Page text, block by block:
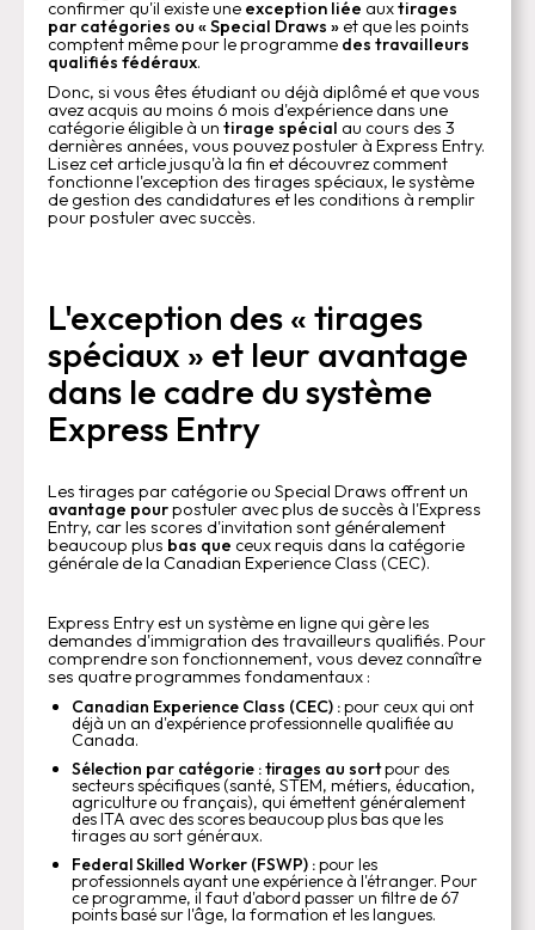
confirmer qu'il existe une exception liée auxtirages
par catégories ou « Special Draws » et que les points
comptent même pour le programme des travailleurs
qualifiés fédéraux.
Donc, si vous êtes étudiant ou déjà diplômé et que vous
avez acquis au moins 6 mois d'expérience dans une
catégorie éligible à un tirage spécial au cours des 3
dernières années, vous pouvez postuler à Express Entry.
Lisez cet article jusqu'à la fin et découvrez comment
fonctionne l'exception des tirages spéciaux, le système
de gestion des candidatures et les conditions à remplir
pour postuler avec succès.
L'exception des « tirages
spéciaux » et leur avantage
dans le cadre du système
Express Entry
Les tirages par catégorie ou Special Draws offrent un
avantage pourpostuler avec plus de succès à l'Express
Entry, car les scores d'invitation sont généralement
beaucoup plus bas que ceux requis dans la catégorie
générale de la Canadian Experience Class (CEC).
Express Entry est un système en ligne qui gère les
demandes d'immigration des travailleurs qualifiés. Pour
comprendre son fonctionnement, vous devez connaître
ses quatre programmes fondamentaux :
Canadian Experience Class (CEC) :pour ceux qui ont
déjà un an d'expérience professionnelle qualifiée au
Canada.
Sélection par catégorie : tirages au sortpour des
secteurs spécifiques (santé, STEM, métiers, éducation,
agriculture ou français), qui émettent généralement
des ITA avec des scores beaucoup plus bas que les
tirages au sort généraux.
Federal Skilled Worker (FSWP) :pour les
professionnels ayant une expérience à l'étranger. Pour
ce programme, il faut d'abord passer un filtre de 67
points basé sur l'âge, la formation et les langues.